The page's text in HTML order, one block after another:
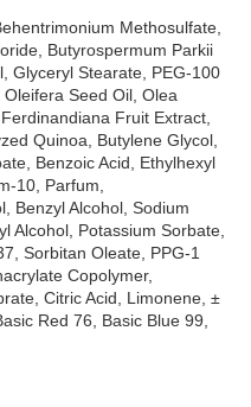
Methosulfate,
Butyrospermum Parkii
Glyceryl Stearate, PEG-100
Seed Oil, Olea
Fruit Extract,
Quinoa, Butylene Glycol,
Benzoic Acid, Ethylhexyl
10, Parfum,
Benzyl Alcohol, Sodium
Alcohol, Potassium Sorbate,
Sorbitan Oleate, PPG-1
Copolymer,
Citric Acid, Limonene, ±
Red 76, Basic Blue 99,